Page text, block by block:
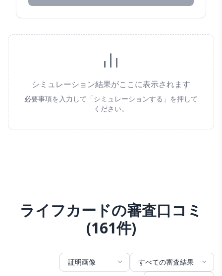
シミュレーション結果がここに表示されます
必要事項を入力して「シミュレーションする」を押して
ください。
ライフカードの審査口コミ
(161件)